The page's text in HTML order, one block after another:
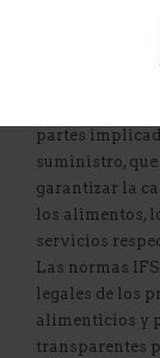
de alimentos
partes
suministro,
garantizar la
los alimentos,
servicios
Las normas
legales de los
alimenticios y
transparentes